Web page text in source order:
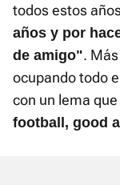
todos estos
años y por
de amigo".
ocupando todo
con un lema
football, good